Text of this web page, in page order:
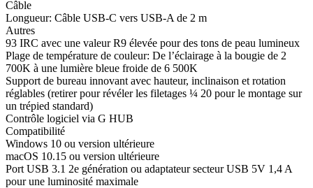
Câble
Longueur: Câble USB-C vers USB-A de 2 m
Autres
93 IRC avec une valeur R9 élevée pour des tons de peau lumineux
Plage de température de couleur: De l’éclairage à la bougie de 2
700K à une lumière bleue froide de 6 500K
Support de bureau innovant avec hauteur, inclinaison et rotation
réglables (retirer pour révéler les filetages ¼ 20 pour le montage sur
un trépied standard)
Contrôle logiciel via G HUB
Compatibilité
Windows 10 ou version ultérieure
macOS 10.15 ou version ultérieure
Port USB 3.1 2e génération ou adaptateur secteur USB 5V 1,4 A
pour une luminosité maximale